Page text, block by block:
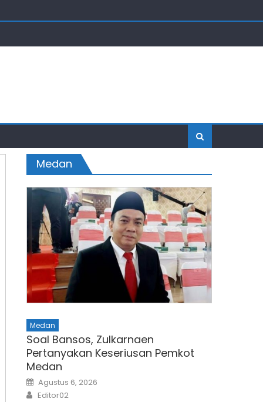
Medan
Medan
Soal Bansos, Zulkarnaen
Pertanyakan Keseriusan Pemkot
Medan
Posted
on
Agustus 6, 2026
Author
Editor02